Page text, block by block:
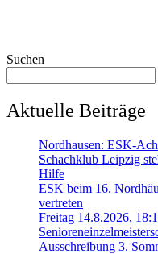
Suchen
Aktuelle Beiträge
Nordhausen: ESK-
Schachklub Leipzig
Hilfe
ESK beim 16.
vertreten
Freitag 14.8.2026,
Ausschreibung 3.